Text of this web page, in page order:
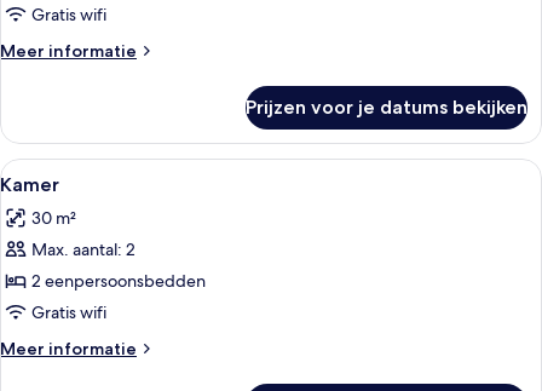
Gratis wifi
Meer informatie
Meer
Prijzen voor je datums bekijken
Alle
foto's
voor
Kamer
laden
Een bed met een tijdschrift, kussens
6
Kamer
30 m²
Max. aantal: 2
2 eenpersoonsbedden
Gratis wifi
Meer informatie
Meer